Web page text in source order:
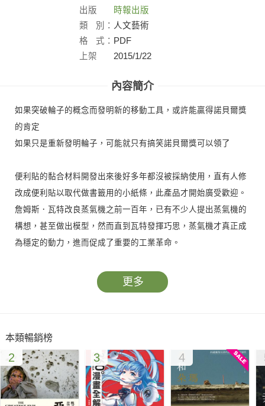
出版
社：
時報出版
類
別： 人文藝術
格
式： PDF
上架
2015/1/22
內容簡介
如果突破輪子的概念而發明新的移動工具，或許能贏得諾貝爾獎
的肯定
如果只是重新發明輪子，可能就只有搞笑諾貝爾獎可以領了
便利貼的黏合材料開發出來後好多年都沒被採納使用，直有人修
改成便利貼以取代做書籤用的小紙條，此產品才開始廣受歡迎。
詹姆斯．瓦特改良蒸氣機之前一百年，已有不少人提出蒸氣機的
構想，甚至做出模型，然而直到瓦特發揮巧思，蒸氣機才真正成
為穩定的動力，進而促成了重要的工業革命。
有想到的地方、做出別人沒有做過的事情。
貼近生活、啟發想像的階梯。例如，從電子貨幣談到無人駕駛系
統，再談及科學家們創意無限的研究，在在讓學術走進你我的生
活，是一本不可多得的科普讀物。
更多
本類暢銷榜
2 3 4